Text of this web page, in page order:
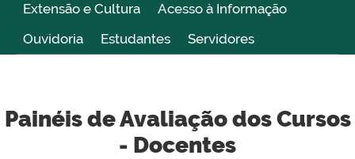
Extensão e Cultura
Acesso à Informação
Ouvidoria
Estudantes Servidores
Painéis de Avaliação dos Cursos
- Docentes